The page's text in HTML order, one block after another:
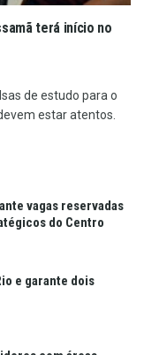
terá início no
de estudo para o
estar atentos.
vagas reservadas
do Centro
e garante dois